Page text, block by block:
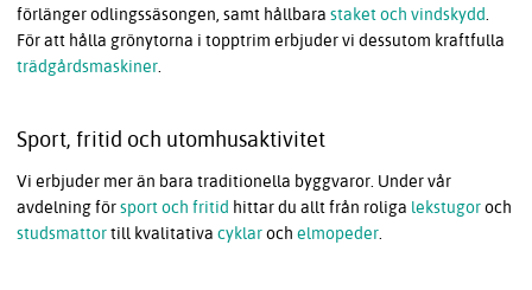
förlänger odlingssäsongen, samt hållbara staket och vindskydd.
För att hålla grönytorna i topptrim erbjuder vi dessutom kraftfulla
trädgårdsmaskiner.
Sport, fritid och utomhusaktivitet
Vi erbjuder mer än bara traditionella byggvaror. Under vår
avdelning försport och fritid hittar du allt från roliga lekstugoroch
studsmattortill kvalitativa cyklaroch elmopeder